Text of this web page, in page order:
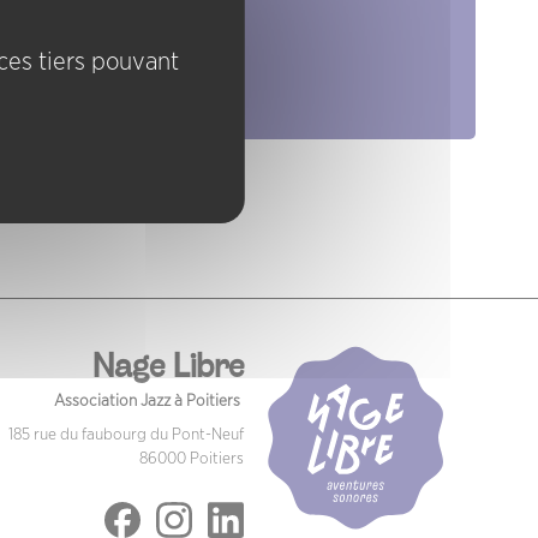
Nage Libre
Association Jazz à Poitiers
185 rue du faubourg du Pont-Neuf
86000 Poitiers
tiers pouvant